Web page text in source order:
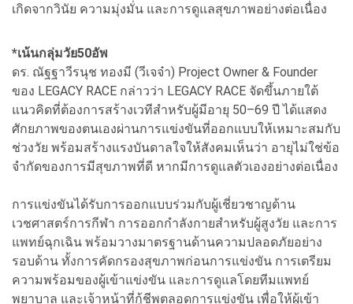
เกิดจากวินัย ความมุ่งมั่น และการดูแลสุขภาพอย่างต่อเนื่อง
*เน้นกลุ่มวัย50อัพ
ดร. ณัฐฐาวีรนุช ทองมี (วีเจจ๋า) Project Owner & Founder
ของ LEGACY RACE กล่าวว่า LEGACY RACE จัดขึ้นภายใต้
แนวคิดที่ต้องการสร้างเวทีสำหรับผู้มีอายุ 50–69 ปี ได้แสดง
ศักยภาพของตนเองผ่านการแข่งขันที่ออกแบบให้เหมาะสมกับ
ช่วงวัย พร้อมสร้างแรงบันดาลใจให้สังคมเห็นว่า อายุไม่ใช่ข้อ
จำกัดของการมีสุขภาพที่ดี หากมีการดูแลตัวเองอย่างต่อเนื่อง
การแข่งขันได้รับการออกแบบร่วมกับผู้เชี่ยวชาญด้าน
เวชศาสตร์การกีฬา การออกกำลังกายสำหรับผู้สูงวัย และการ
แพทย์ฉุกเฉิน พร้อมวางมาตรฐานด้านความปลอดภัยอย่าง
รอบด้าน ทั้งการคัดกรองสุขภาพก่อนการแข่งขัน การเตรียม
ความพร้อมของผู้เข้าแข่งขัน และการดูแลโดยทีมแพทย์
พยาบาล และเจ้าหน้าที่กู้ชีพตลอดการแข่งขัน เพื่อให้ผู้เข้า